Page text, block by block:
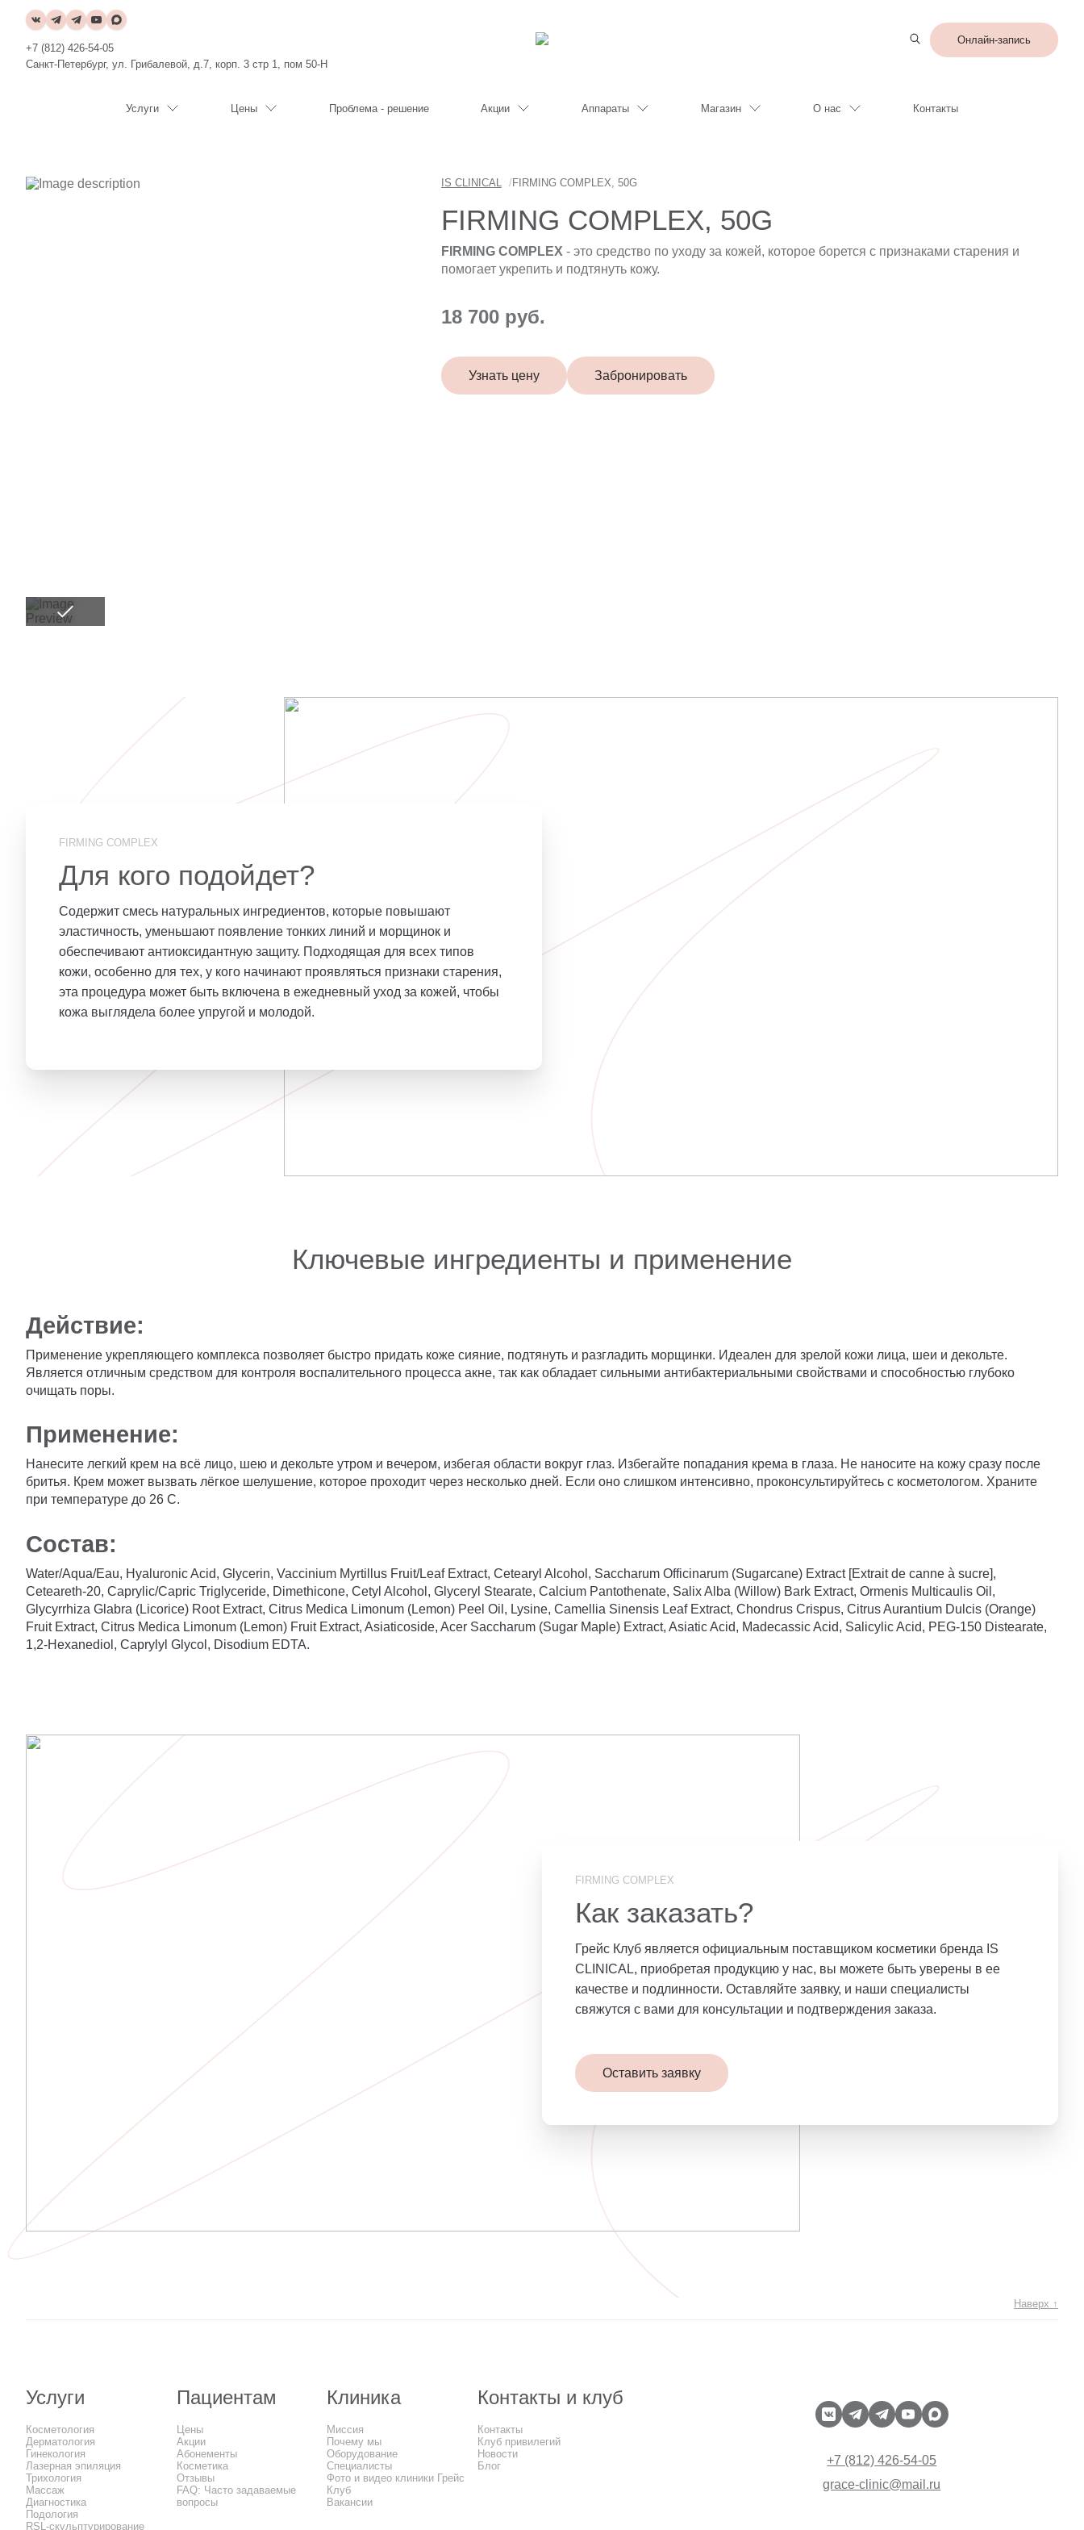
+7 (812) 426-54-05
Санкт-Петербург, ул. Грибалевой, д.7, корп. 3 стр 1, пом 50-Н
Онлайн-запись
Услуги Цены Проблема - решение Акции Аппараты Магазин О нас Контакты
Slideshow Items IS CLINICAL /FIRMING COMPLEX, 50G
FIRMING COMPLEX, 50G
FIRMING COMPLEX - это средство по уходу за кожей, которое борется с признаками старения и
помогает укрепить и подтянуть кожу.
18 700 руб.
Узнать цену Забронировать
FIRMING COMPLEX
Для кого подойдет?
Содержит смесь натуральных ингредиентов, которые повышают
эластичность, уменьшают появление тонких линий и морщинок и
обеспечивают антиоксидантную защиту. Подходящая для всех типов
кожи, особенно для тех, у кого начинают проявляться признаки старения,
эта процедура может быть включена в ежедневный уход за кожей, чтобы
кожа выглядела более упругой и молодой.
Ключевые ингредиенты и применение
Действие:
Применение укрепляющего комплекса позволяет быстро придать коже сияние, подтянуть и разгладить морщинки. Идеален для зрелой кожи лица, шеи и декольте.
Является отличным средством для контроля воспалительного процесса акне, так как обладает сильными антибактериальными свойствами и способностью глубоко
очищать поры.
Применение:
Нанесите легкий крем на всё лицо, шею и декольте утром и вечером, избегая области вокруг глаз. Избегайте попадания крема в глаза. Не наносите на кожу сразу после
бритья. Крем может вызвать лёгкое шелушение, которое проходит через несколько дней. Если оно слишком интенсивно, проконсультируйтесь с косметологом. Храните
при температуре до 26 С.
Состав:
Water/Aqua/Eau, Hyaluronic Acid, Glycerin, Vaccinium Myrtillus Fruit/Leaf Extract, Cetearyl Alcohol, Saccharum Officinarum (Sugarcane) Extract [Extrait de canne à sucre],
Ceteareth-20, Caprylic/Capric Triglyceride, Dimethicone, Cetyl Alcohol, Glyceryl Stearate, Calcium Pantothenate, Salix Alba (Willow) Bark Extract, Ormenis Multicaulis Oil,
Glycyrrhiza Glabra (Licorice) Root Extract, Citrus Medica Limonum (Lemon) Peel Oil, Lysine, Camellia Sinensis Leaf Extract, Chondrus Crispus, Citrus Aurantium Dulcis (Orange)
Fruit Extract, Citrus Medica Limonum (Lemon) Fruit Extract, Asiaticoside, Acer Saccharum (Sugar Maple) Extract, Asiatic Acid, Madecassic Acid, Salicylic Acid, PEG-150 Distearate,
1,2-Hexanediol, Caprylyl Glycol, Disodium EDTA.
FIRMING COMPLEX
Как заказать?
Грейс Клуб является официальным поставщиком косметики бренда IS
CLINICAL, приобретая продукцию у нас, вы можете быть уверены в ее
качестве и подлинности. Оставляйте заявку, и наши специалисты
свяжутся с вами для консультации и подтверждения заказа.
Оставить заявку
Наверх ↑
Услуги
Косметология
Дерматология
Гинекология
Лазерная эпиляция
Трихология
Массаж
Диагностика
Подология
RSL-скульптурирование
Пациентам
Цены
Акции
Абонементы
Косметика
Отзывы
FAQ: Часто задаваемые
вопросы
Клиника
Миссия
Почему мы
Оборудование
Специалисты
Фото и видео клиники Грейс
Клуб
Вакансии
Контакты и клуб
Контакты
Клуб привилегий
Новости
Блог
+7 (812) 426-54-05
grace-clinic@mail.ru